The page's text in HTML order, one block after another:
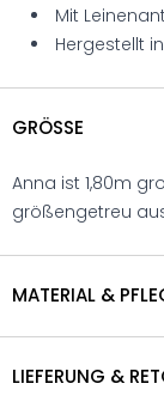
Mit
Hergestellt
GRÖSSE
Anna ist 1,80m
größengetreu
MATERIAL &
LIEFERUNG &